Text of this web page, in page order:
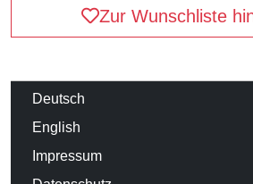
Zur Wunschliste
Deutsch
English
Impressum